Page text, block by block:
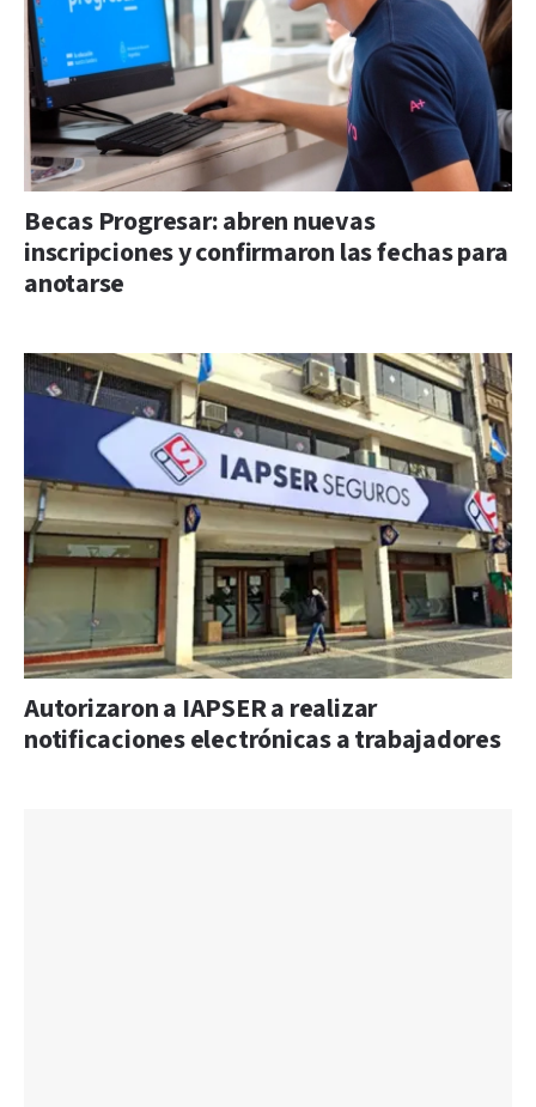
Becas Progresar: abren nuevas
inscripciones y confirmaron las fechas para
anotarse
Autorizaron a IAPSER a realizar
notificaciones electrónicas a trabajadores